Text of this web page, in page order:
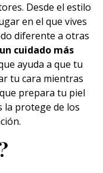
Desde el estilo
en el que vives
diferente a otras
cuidado más
ayuda a que tu
tu cara mientras
prepara tu piel
la protege de los